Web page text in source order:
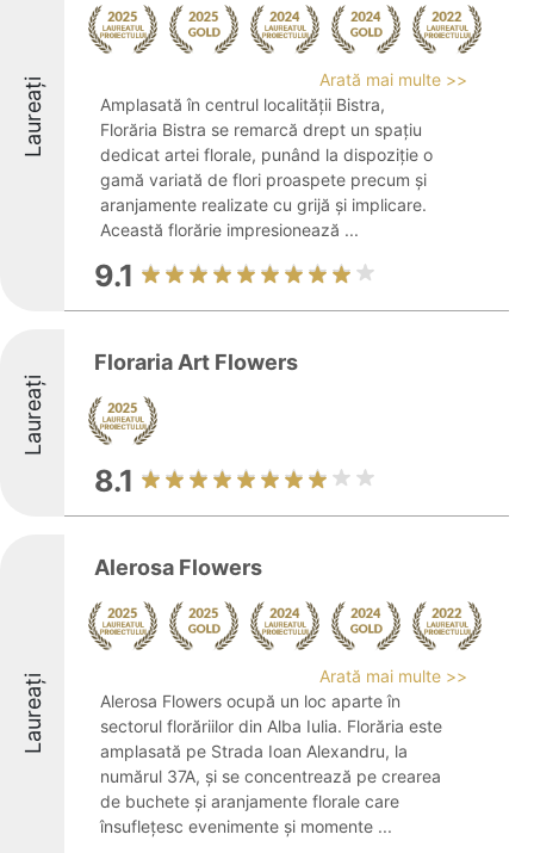
Laureați
Arată mai multe >>
Amplasată în centrul localității Bistra,
Florăria Bistra se remarcă drept un spațiu
dedicat artei florale, punând la dispoziție o
gamă variată de flori proaspete precum și
aranjamente realizate cu grijă și implicare.
Această florărie impresionează ...
9.1
Laureați
Floraria Art Flowers
8.1
Laureați
Alerosa Flowers
Arată mai multe >>
Alerosa Flowers ocupă un loc aparte în
sectorul florăriilor din Alba Iulia. Florăria este
amplasată pe Strada Ioan Alexandru, la
numărul 37A, și se concentrează pe crearea
de buchete și aranjamente florale care
însuflețesc evenimente și momente ...